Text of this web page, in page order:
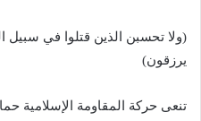
(ولا تحسبن الذين قتلوا في سبيل
يرزقون)
تنعى حركة المقاومة الإسلامية